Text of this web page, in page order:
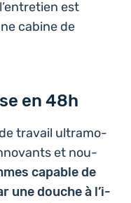
est
cabine de
en 48h
de travail ultra­mo­
et nou­
capable de
une douche à l’i­